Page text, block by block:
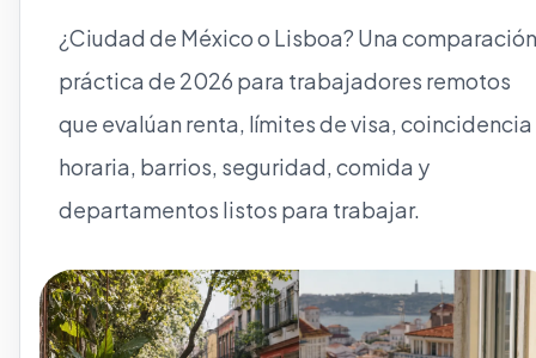
¿Ciudad de México o Lisboa? Una comparación
práctica de 2026 para trabajadores remotos
que evalúan renta, límites de visa, coincidencia
horaria, barrios, seguridad, comida y
departamentos listos para trabajar.